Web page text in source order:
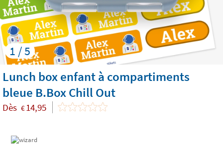
1 / 5
Lunch box enfant à compartiments
bleue B.Box Chill Out
Dès €14,95